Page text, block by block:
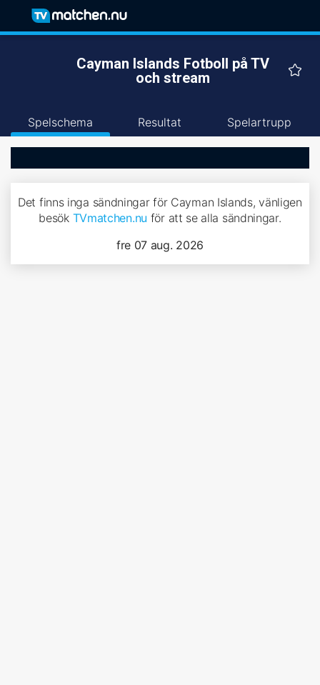
Cayman Islands Fotboll på TV
och stream
Spelschema Resultat Spelartrupp
Det finns inga sändningar för Cayman Islands, vänligen
besök TVmatchen.nu för att se alla sändningar.
fre 07 aug. 2026